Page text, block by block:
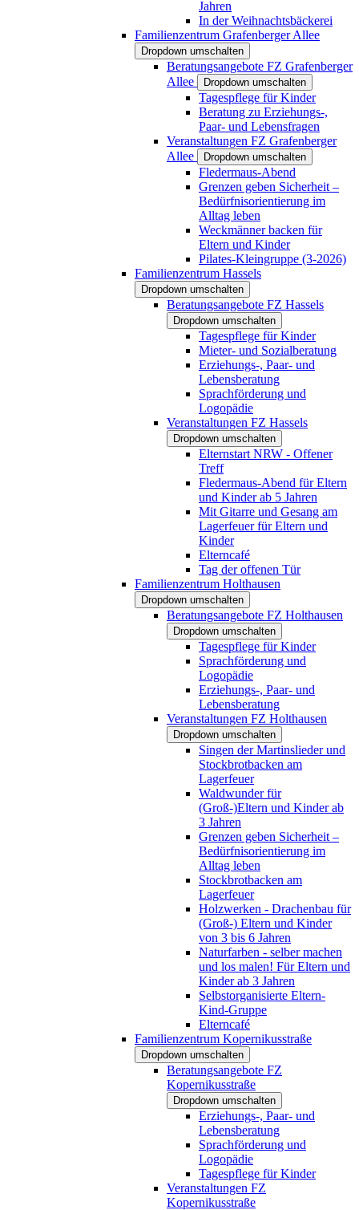
Jahren
In der Weihnachtsbäckerei
Familienzentrum Grafenberger Allee
Dropdown umschalten
Beratungsangebote FZ Grafenberger
Allee
Dropdown umschalten
Tagespflege für Kinder
Beratung zu Erziehungs-,
Paar- und Lebensfragen
Veranstaltungen FZ Grafenberger
Allee
Dropdown umschalten
Fledermaus-Abend
Grenzen geben Sicherheit –
Bedürfnisorientierung im
Alltag leben
Weckmänner backen für
Eltern und Kinder
Pilates-Kleingruppe (3-2026)
Familienzentrum Hassels
Dropdown umschalten
Beratungsangebote FZ Hassels
Dropdown umschalten
Tagespflege für Kinder
Mieter- und Sozialberatung
Erziehungs-, Paar- und
Lebensberatung
Sprachförderung und
Logopädie
Veranstaltungen FZ Hassels
Dropdown umschalten
Elternstart NRW - Offener
Treff
Fledermaus-Abend für Eltern
und Kinder ab 5 Jahren
Mit Gitarre und Gesang am
Lagerfeuer für Eltern und
Kinder
Elterncafé
Tag der offenen Tür
Familienzentrum Holthausen
Dropdown umschalten
Beratungsangebote FZ Holthausen
Dropdown umschalten
Tagespflege für Kinder
Sprachförderung und
Logopädie
Erziehungs-, Paar- und
Lebensberatung
Veranstaltungen FZ Holthausen
Dropdown umschalten
Singen der Martinslieder und
Stockbrotbacken am
Lagerfeuer
Waldwunder für
(Groß-)Eltern und Kinder ab
3 Jahren
Grenzen geben Sicherheit –
Bedürfnisorientierung im
Alltag leben
Stockbrotbacken am
Lagerfeuer
Holzwerken - Drachenbau für
(Groß-) Eltern und Kinder
von 3 bis 6 Jahren
Naturfarben - selber machen
und los malen! Für Eltern und
Kinder ab 3 Jahren
Selbstorganisierte Eltern-
Kind-Gruppe
Elterncafé
Familienzentrum Kopernikusstraße
Dropdown umschalten
Beratungsangebote FZ
Kopernikusstraße
Dropdown umschalten
Erziehungs-, Paar- und
Lebensberatung
Sprachförderung und
Logopädie
Tagespflege für Kinder
Veranstaltungen FZ
Kopernikusstraße